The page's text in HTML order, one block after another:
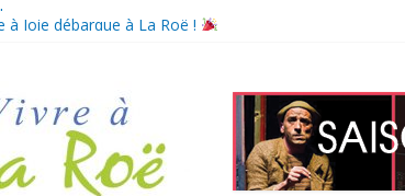
votre confiance
: Agent culturel pour la saison estivale